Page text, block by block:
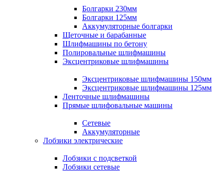
Болгарки 230мм
Болгарки 125мм
Аккумуляторные болгарки
Щеточные и барабанные
Шлифмашины по бетону
Полировальные шлифмашины
Эксцентриковые шлифмашины
Эксцентриковые шлифмашины 150мм
Эксцентриковые шлифмашины 125мм
Ленточные шлифмашины
Прямые шлифовальные машины
Сетевые
Аккумуляторные
Лобзики электрические
Лобзики с подсветкой
Лобзики сетевые